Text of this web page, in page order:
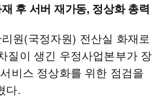
후 서버 재가동, 정상화 총력
원(국정자원) 전산실 화재로
질이 생긴 우정사업본부가 장
비스 정상화를 위한 점검을
다.